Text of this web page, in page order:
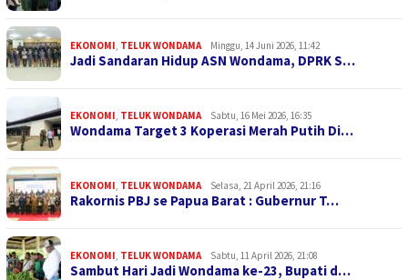
EKONOMI TELUK WONDAMA Minggu, 14 Juni 2026, 11:42
Jadi Sandaran Hidup ASN Wondama, DPRK S…
EKONOMI TELUK WONDAMA Sabtu, 16 Mei 2026, 16:35
Wondama Target 3 Koperasi Merah Putih Di…
EKONOMI TELUK WONDAMA Selasa, 21 April 2026, 21:16
Rakornis PBJ se Papua Barat : Gubernur T…
EKONOMI TELUK WONDAMA Sabtu, 11 April 2026, 21:08
Sambut Hari Jadi Wondama ke-23, Bupati d…